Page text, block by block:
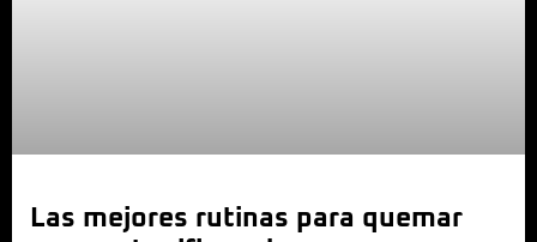
Las mejores rutinas para quemar